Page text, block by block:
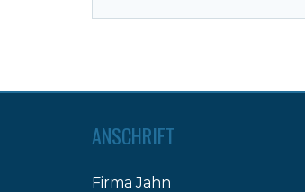
ANSCHRIFT
Firma Jahn